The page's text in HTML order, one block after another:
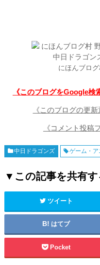
にほんブロ
《このブログをGoogle検
《このブログの更
《コメント投稿
中日ドラゴンズ ゲーム・
▼この記事を共有す
ツイート
はてブ
Pocket